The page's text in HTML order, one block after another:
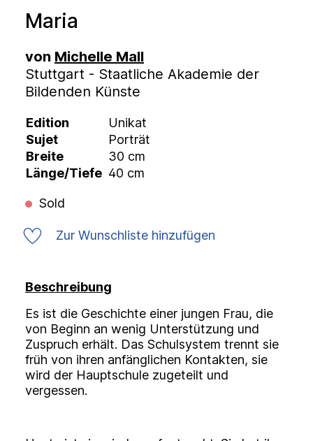
Maria
von Michelle Mall
Stuttgart - Staatliche Akademie der
Bildenden Künste
Edition
Unikat
Sujet
Porträt
Breite
30 cm
Länge/Tiefe 40 cm
Sold
Zur Wunschliste hinzufügen
Beschreibung
Es ist die Geschichte einer jungen Frau, die
von Beginn an wenig Unterstützung und
Zuspruch erhält. Das Schulsystem trennt sie
früh von ihren anfänglichen Kontakten, sie
wird der Hauptschule zugeteilt und
vergessen.